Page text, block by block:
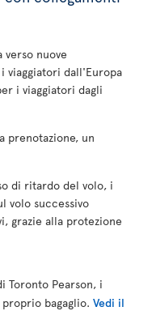
verso nuove
viaggiatori dall'Europa
i viaggiatori dagli
prenotazione, un
di ritardo del volo, i
volo successivo
grazie alla protezione
Toronto Pearson, i
bagaglio. Vedi il